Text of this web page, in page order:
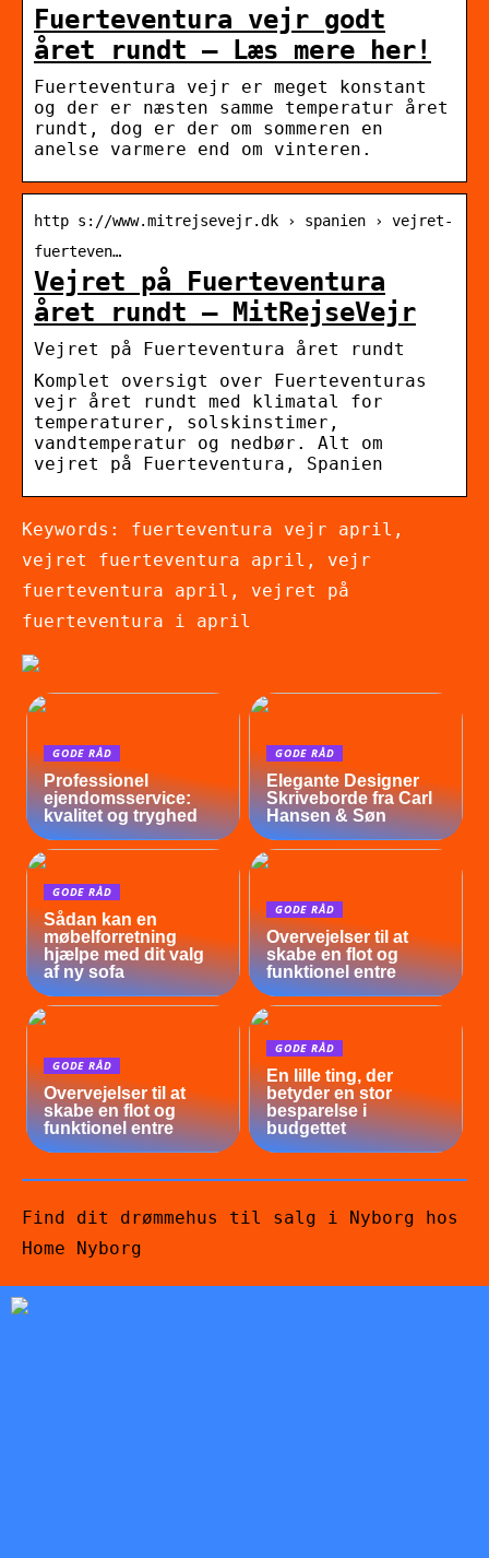
Fuerteventura vejr godt
året rundt – Læs mere her!
Fuerteventura vejr er meget konstant
og der er næsten samme temperatur året
rundt, dog er der om sommeren en
anelse varmere end om vinteren.
http s://www.mitrejsevejr.dk › spanien › vejret-
fuerteven…
Vejret på Fuerteventura
året rundt – MitRejseVejr
Vejret på Fuerteventura året rundt
Komplet oversigt over Fuerteventuras
vejr året rundt med klimatal for
temperaturer, solskinstimer,
vandtemperatur og nedbør. Alt om
vejret på Fuerteventura, Spanien
Keywords: fuerteventura vejr april,
vejret fuerteventura april, vejr
fuerteventura april, vejret på
fuerteventura i april
GODE RÅD
Professionel
ejendomsservice:
kvalitet og tryghed
GODE RÅD
Elegante Designer
Skriveborde fra Carl
Hansen & Søn
GODE RÅD
Sådan kan en
møbelforretning
hjælpe med dit valg
af ny sofa
GODE RÅD
Overvejelser til at
skabe en flot og
funktionel entre
GODE RÅD
Overvejelser til at
skabe en flot og
funktionel entre
GODE RÅD
En lille ting, der
betyder en stor
besparelse i
budgettet
Find dit drømmehus til salg i Nyborg hos
Home Nyborg